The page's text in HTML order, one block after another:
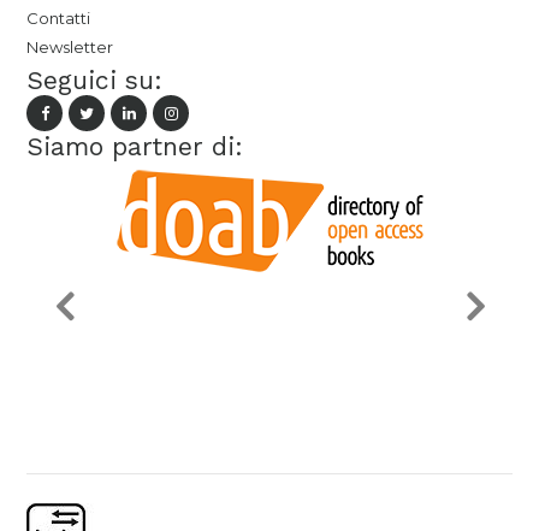
Contatti
Newsletter
Seguici su:
Siamo partner di: